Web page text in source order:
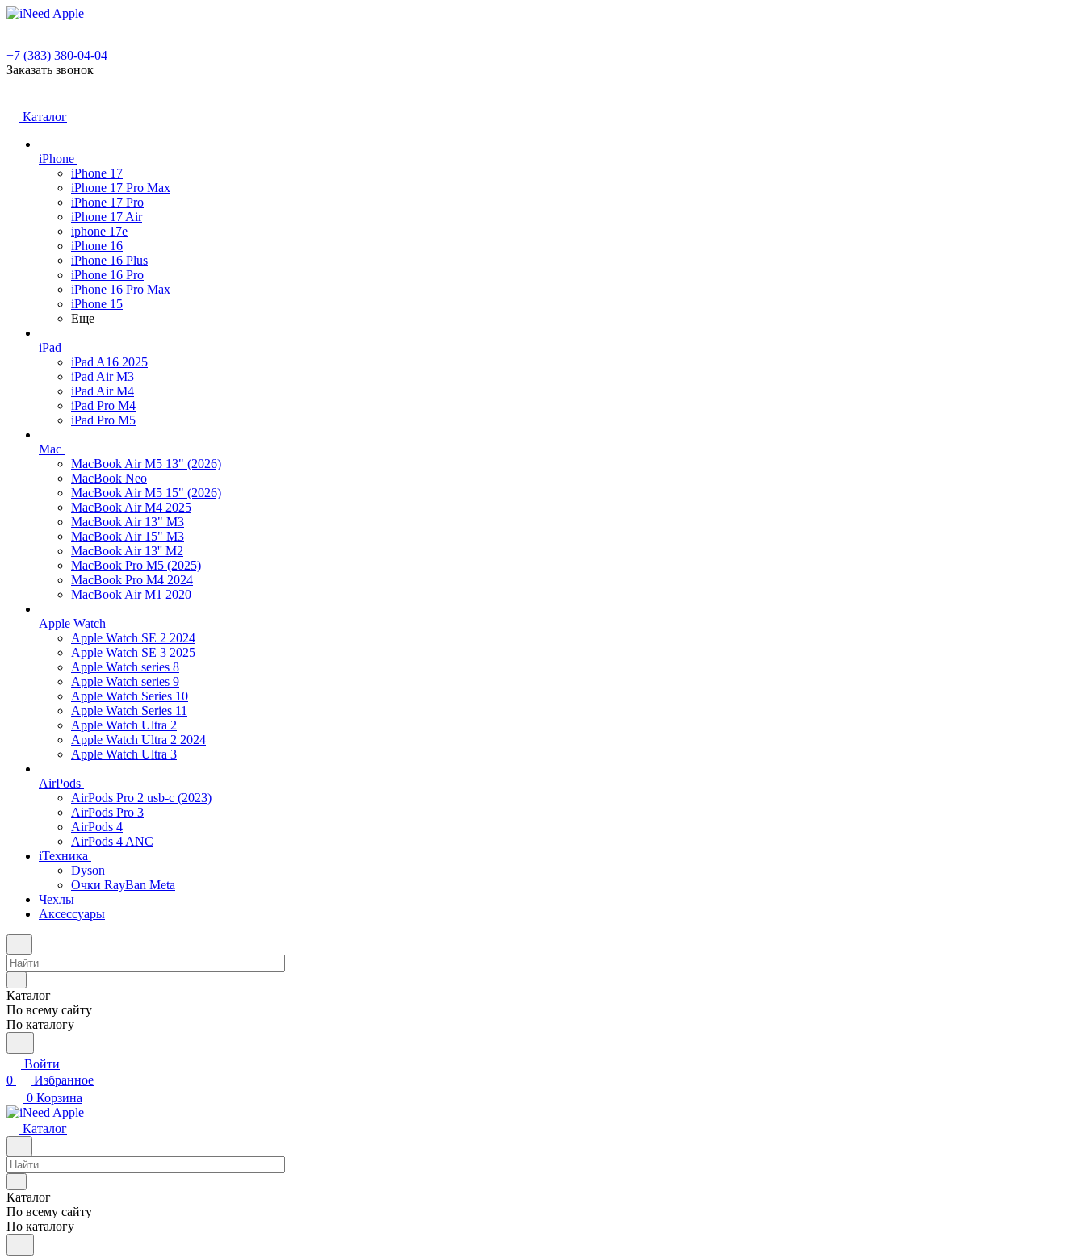
+7 (383) 380-04-04
Заказать звонок
Каталог
iPhone
iPhone 17
iPhone 17 Pro Max
iPhone 17 Pro
iPhone 17 Air
iphone 17e
iPhone 16
iPhone 16 Plus
iPhone 16 Pro
iPhone 16 Pro Max
iPhone 15
Еще
iPad
iPad A16 2025
iPad Air M3
iPad Air M4
iPad Pro M4
iPad Pro M5
Mac
MacBook Air M5 13" (2026)
MacBook Neo
MacBook Air M5 15" (2026)
MacBook Air M4 2025
MacBook Air 13" M3
MacBook Air 15" M3
MacBook Air 13'' M2
MacBook Pro M5 (2025)
MacBook Pro M4 2024
MacBook Air M1 2020
Apple Watch
Apple Watch SE 2 2024
Apple Watch SE 3 2025
Apple Watch series 8
Apple Watch series 9
Apple Watch Series 10
Apple Watch Series 11
Apple Watch Ultra 2
Apple Watch Ultra 2 2024
Apple Watch Ultra 3
AirPods
AirPods Pro 2 usb-c (2023)
AirPods Pro 3
AirPods 4
AirPods 4 ANC
iТехника
Dyson
Очки RayBan Meta
Чехлы
Аксессуары
Каталог
По всему сайту
По каталогу
Войти
0
Избранное
0 Корзина
Каталог
Каталог
По всему сайту
По каталогу